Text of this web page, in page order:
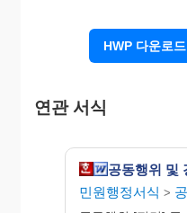
. . .
인 대표 (인)
1011-106-01611
HWP 다운로드
연관 서식
민원행정서식 >